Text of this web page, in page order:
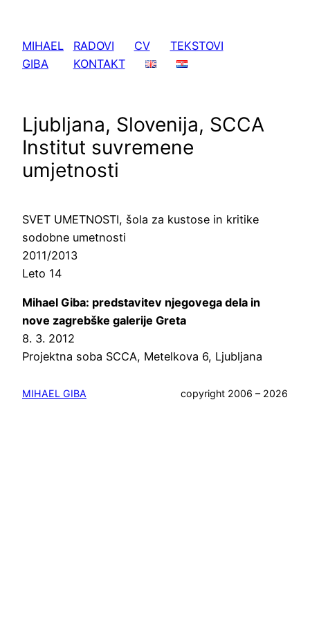
sadržaja
MIHAEL
GIBA
RADOVI CV
TEKSTOVI
KONTAKT
Ljubljana, Slovenija, SCCA
Institut suvremene
umjetnosti
SVET UMETNOSTI, šola za kustose in kritike
sodobne umetnosti
2011/2013
Leto 14
Mihael Giba: predstavitev njegovega dela in
nove zagrebške galerije Greta
8. 3. 2012
Projektna soba SCCA, Metelkova 6, Ljubljana
MIHAEL GIBA copyright 2006 – 2026